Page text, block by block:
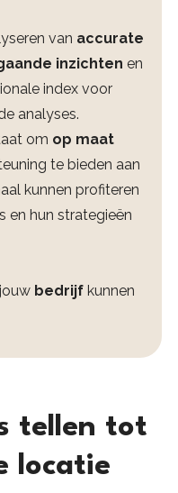
van accurate
inzichten en
index voor
analyses.
om op maat
te bieden aan
kunnen profiteren
en hun strategieën
jouw bedrijf kunnen
tellen tot
locatie